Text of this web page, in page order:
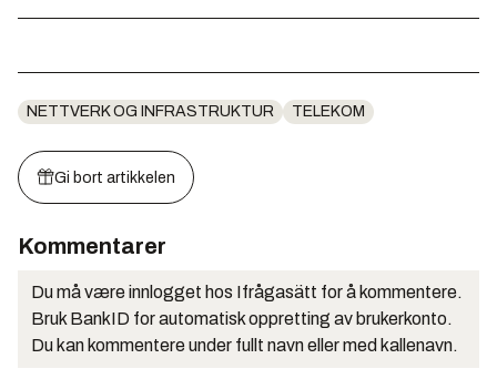
NETTVERK OG INFRASTRUKTUR TELEKOM
Gi bort artikkelen
Kommentarer
Du må være innlogget hos Ifrågasätt for å kommentere.
Bruk BankID for automatisk oppretting av brukerkonto.
Du kan kommentere under fullt navn eller med kallenavn.